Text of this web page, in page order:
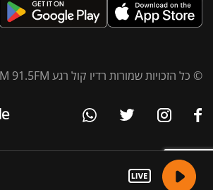
© כל הזכויות שמורות רדיו קול רגע 96FM 91.5FM